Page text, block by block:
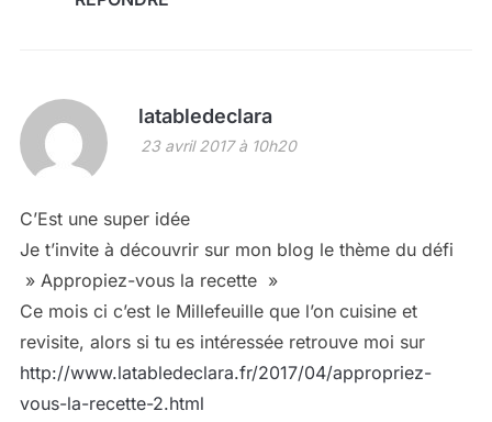
latabledeclara
23 avril 2017 à 10h20
C’Est une super idée
Je t’invite à découvrir sur mon blog le thème du défi
» Appropiez-vous la recette »
Ce mois ci c’est le Millefeuille que l’on cuisine et
revisite, alors si tu es intéressée retrouve moi sur
http://www.latabledeclara.fr/2017/04/appropriez-
vous-la-recette-2.html